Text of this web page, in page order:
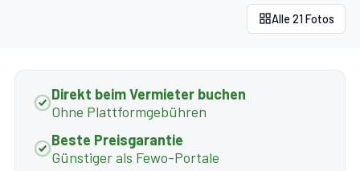
Alle 21 Fotos
Direkt beim Vermieter buchen
Ohne Plattformgebühren
Beste Preisgarantie
Günstiger als Fewo-Portale